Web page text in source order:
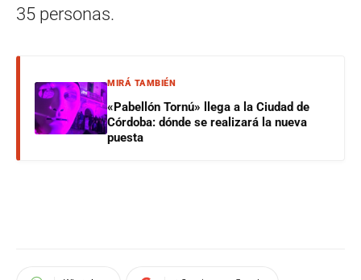
35 personas.
MIRÁ TAMBIÉN
«Pabellón Tornú» llega a la Ciudad de
Córdoba: dónde se realizará la nueva
puesta